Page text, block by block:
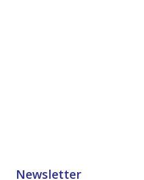
Newsletter